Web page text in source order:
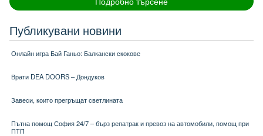
Публикувани новини
Онлайн игра Бай Ганьо: Балкански скокове
Врати DEA DOORS – Дондуков
Завеси, които прегръщат светлината
Пътна помощ София 24/7 – бърз репатрак и превоз на автомобили, помощ при
ПТП